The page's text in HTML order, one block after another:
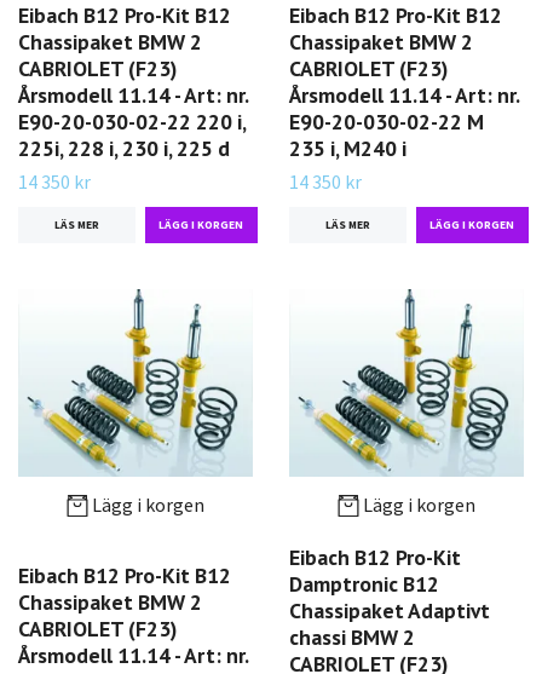
Eibach B12 Pro-Kit B12
Chassipaket BMW 2
CABRIOLET (F23)
Årsmodell 11.14 - Art: nr.
E90-20-030-02-22 220 i,
225i, 228 i, 230 i, 225 d
14 350 kr
LÄS MER
Eibach B12 Pro-Kit B12
Chassipaket BMW 2
CABRIOLET (F23)
Årsmodell 11.14 - Art: nr.
E90-20-030-02-22 M
235 i, M240 i
14 350 kr
LÄS MER
Lägg i korgen
Eibach B12 Pro-Kit B12
Chassipaket BMW 2
CABRIOLET (F23)
Årsmodell 11.14 - Art: nr.
Lägg i korgen
Eibach B12 Pro-Kit
Damptronic B12
Chassipaket Adaptivt
chassi BMW 2
CABRIOLET (F23)